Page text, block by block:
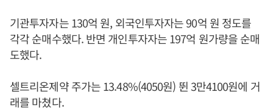
기관투자자는 130억 원, 외국인투자자는 90억 원 정도를
각각 순매수했다. 반면 개인투자자는 197억 원가량을 순매
도했다.
셀트리온제약 주가는 13.48%(4050원) 뛴 3만4100원에 거
래를 마쳤다.